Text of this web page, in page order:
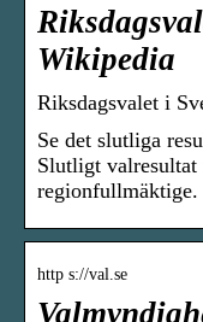
Wikipedia
Riksdagsvalet i
Se det slutliga
Slutligt
http s://val.se